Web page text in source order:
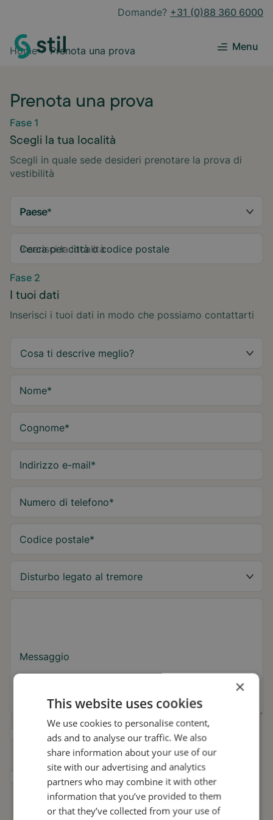
Domande? +31 (0)88 360 6000
Menu
Home Prenota una prova
Prenota una prova
Fase 1
Scegli la tua località
Scegli in quale sede desideri prenotare la prova di
vestibilità
Paese*
Cerca per città o codice postale
Fase 2
I tuoi dati
Inserisci i tuoi dati in modo che possiamo contattarti
Nome*
Cognome*
Indirizzo e-mail*
Numero di telefono*
Codice postale*
Messaggio
Sì, desidero ricevere consigli su Tremor e
aggiornamenti su Stil.
Acconsento a che Stil utilizzi i miei dati per
scopi di ricerca e diffusione, in conformità
l'Informativa sulla privacy.*
×
This website uses cookies
We use cookies to personalise content,
ads and to analyse our traffic. We also
share information about your use of our
site with our advertising and analytics
partners who may combine it with other
information that you’ve provided to them
or that they’ve collected from your use of